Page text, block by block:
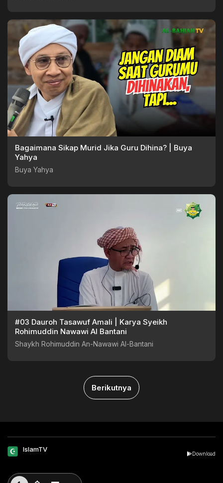
Bagaimana Sikap Murid Jika Guru Dihina? | Buya
Yahya
Buya Yahya
#03 Dauroh Tasawuf Amali | Karya Syeikh
Rohimuddin Nawawi Al Bantani
Shaykh Rohimuddin An-Nawawi Al-Bantani
Berikutnya
IslamTV
Download